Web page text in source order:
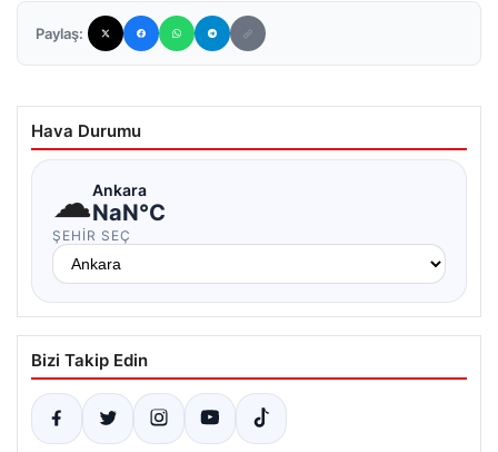
Paylaş:
Hava Durumu
☁Ankara
NaN°C
ŞEHIR SEÇ
Bizi Takip Edin